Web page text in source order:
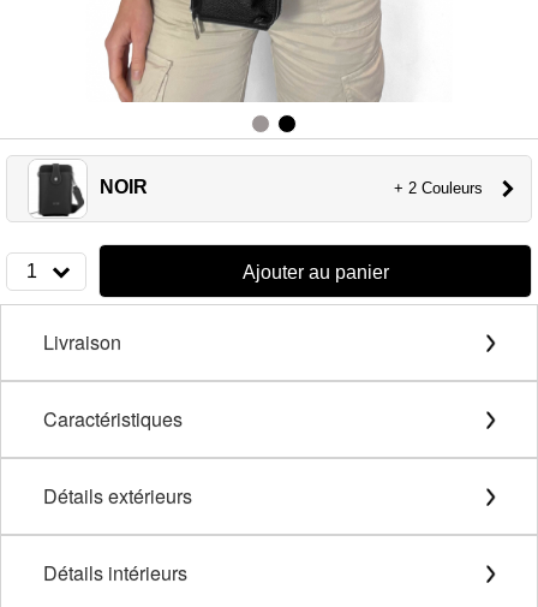
NOIR + 2 Couleurs
1 Ajouter au panier
Livraison
Caractéristiques
Détails extérieurs
Détails intérieurs